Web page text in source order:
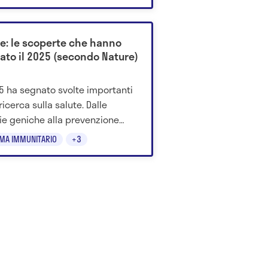
IMMUNITARIO +3
le scoperte che hanno
il 2025 (secondo Nature)
ha segnato svolte importanti
sulla salute. Dalle
geniche alla prevenzione
ecco le scoperte più